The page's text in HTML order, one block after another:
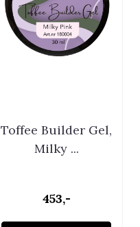
Toffee Builder Gel,
Milky ...
453,-